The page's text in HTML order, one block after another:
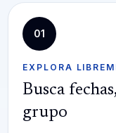
01
EXPLORA
Busca
grupo